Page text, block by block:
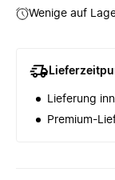
Wenige auf
Lieferung
Premium-